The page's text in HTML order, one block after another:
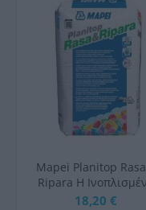
Mapei Planitop
Ripara H
Τσιμεντοκονίαμα
18,20 €